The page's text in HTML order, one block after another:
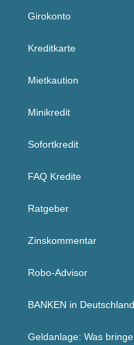
Girokonto
Kreditkarte
Mietkaution
Minikredit
Sofortkredit
FAQ Kredite
Ratgeber
Zinskommentar
Robo-Advisor
BANKEN in Deutschland
Geldanlage: Was